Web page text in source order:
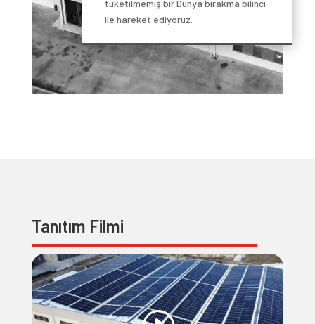
tüketilmemiş bir Dünya bırakma bilinci
ile hareket ediyoruz.
Tanıtım Filmi